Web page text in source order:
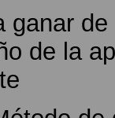
ganar
de la